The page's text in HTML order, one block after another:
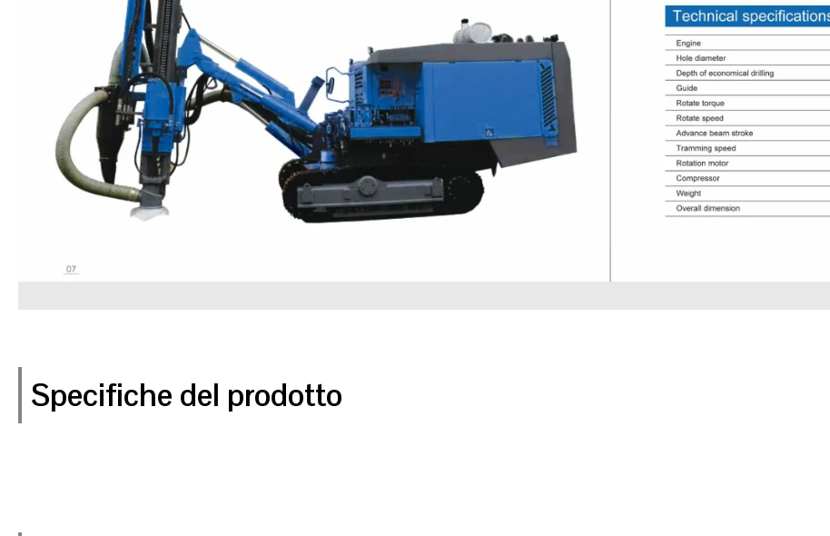
Specifiche del prodotto